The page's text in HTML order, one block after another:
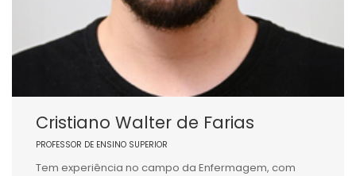
Cristiano Walter de Farias
PROFESSOR DE ENSINO SUPERIOR
Tem experiência no campo da Enfermagem, com